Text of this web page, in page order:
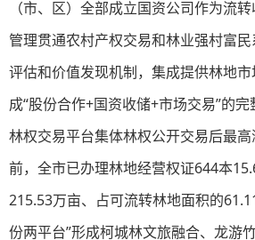
（市、区）全部成立国资公司作为流
管理贯通农村产权交易和林业强村富
评估和价值发现机制，集成提供林地
成“股份合作+国资收储+市场交易”的
林权交易平台集体林权公开交易后最
前，全市已办理林地经营权证644本
215.53万亩、占可流转林地面积的
份两平台”形成柯城林文旅融合、龙游